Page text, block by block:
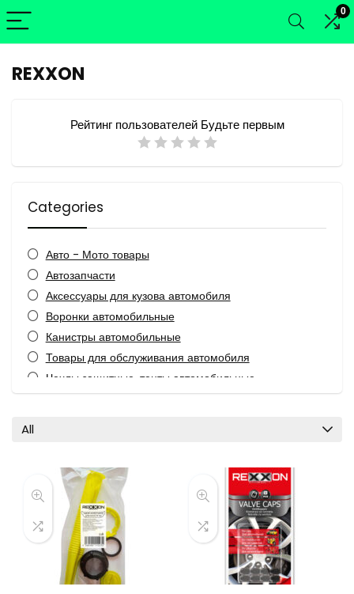
0
REXXON
Рейтинг пользователей Будьте первым
Categories
Авто - Мото товары
Автозапчасти
Аксессуары для кузова автомобиля
Воронки автомобильные
Канистры автомобильные
Товары для обслуживания автомобиля
Чехлы защитные, тенты автомобильные
Все категории
All